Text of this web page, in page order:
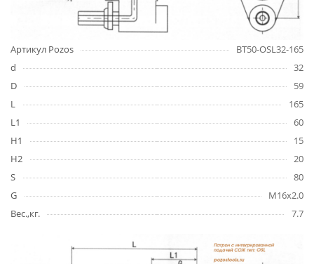
Артикул Pozos
BT50-OSL32-165
d
32
D
59
L
165
L1
60
H1
15
H2
20
S
80
G
M16x2.0
Вес.,кг.
7.7